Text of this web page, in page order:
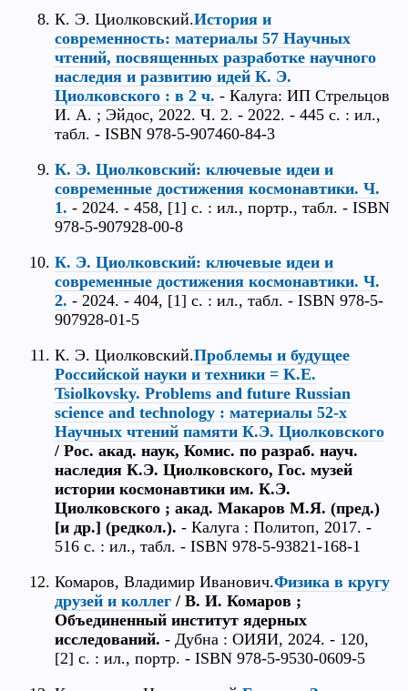
К. Э. Циолковский.История и
современность: материалы 57 Научных
чтений, посвященных разработке научного
наследия и развитию идей К. Э.
Циолковского : в 2 ч. - Калуга: ИП Стрельцов
И. А. ; Эйдос, 2022. Ч. 2. - 2022. - 445 с. : ил.,
табл. - ISBN 978-5-907460-84-3
К. Э. Циолковский: ключевые идеи и
современные достижения космонавтики. Ч.
1. - 2024. - 458, [1] с. : ил., портр., табл. - ISBN
978-5-907928-00-8
К. Э. Циолковский: ключевые идеи и
современные достижения космонавтики. Ч.
2. - 2024. - 404, [1] с. : ил., табл. - ISBN 978-5-
907928-01-5
К. Э. Циолковский.Проблемы и будущее
Российской науки и техники = K.E.
Tsiolkovsky. Problems and future Russian
science and technology : материалы 52-х
Научных чтений памяти К.Э. Циолковского
/ Рос. акад. наук, Комис. по разраб. науч.
наследия К.Э. Циолковского, Гос. музей
истории космонавтики им. К.Э.
Циолковского ; акад. Макаров М.Я. (пред.)
[и др.] (редкол.). - Калуга : Политоп, 2017. -
516 с. : ил., табл. - ISBN 978-5-93821-168-1
Комаров, Владимир Иванович.Физика в кругу
друзей и коллег / В. И. Комаров ;
Объединенный институт ядерных
исследований. - Дубна : ОИЯИ, 2024. - 120,
[2] с. : ил., портр. - ISBN 978-5-9530-0609-5